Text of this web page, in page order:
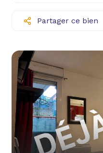
LOCATIONS
GESTION
NOUS
CONTACTER
YOUTUBE
Partager ce bien